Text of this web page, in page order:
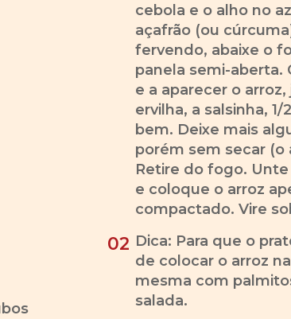
cebola e o alho no
açafrão (ou
fervendo, abaixe o
panela semi-aberta.
e a aparecer o
ervilha, a salsinha,
bem. Deixe mais
porém sem secar
Retire do fogo.
e coloque o arroz
compactado. Vire
02 Dica: Para que o
de colocar o arroz
mesma com
salada.